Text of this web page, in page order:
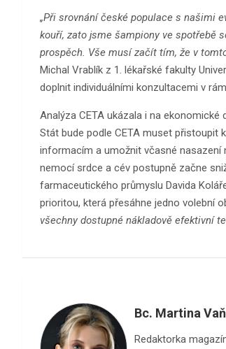
„Při srovnání české populace s našimi
kouří, zato jsme šampiony ve spotřebě
prospěch. Vše musí začít tím, že v
Michal Vrablík z 1. lékařské fakulty
doplnit individuálními konzultacemi v
Analýza CETA ukázala i na
Stát bude podle CETA muset přistoupit
informacím a umožnit včasné nasazení
nemocí srdce a cév postupně začne
farmaceutického průmyslu Davida
prioritou, která přesáhne jedno volební
všechny dostupné nákladově efektivní
Bc. Martina
Redaktorka